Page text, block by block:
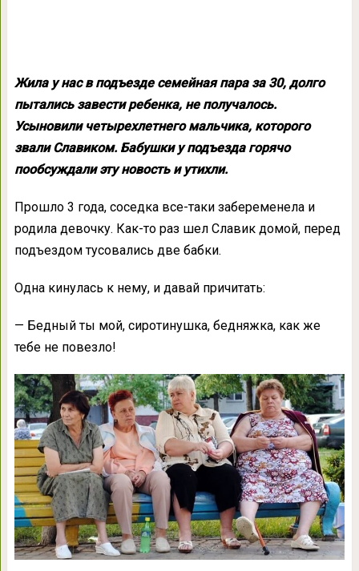
Жила у нас в подъезде семейная пара за 30, долго
пытались завести ребенка, не получалось.
Усыновили четырехлетнего мальчика, которого
звали Славиком. Бабушки у подъезда горячо
пообсуждали эту новость и утихли.
Прошло 3 года, соседка все-таки забеременела и
родила девочку. Как-то раз шел Славик домой, перед
подъездом тусовались две бабки.
Одна кинулась к нему, и давай причитать:
— Бедный ты мой, сиротинушка, бедняжка, как же
тебе не повезло!